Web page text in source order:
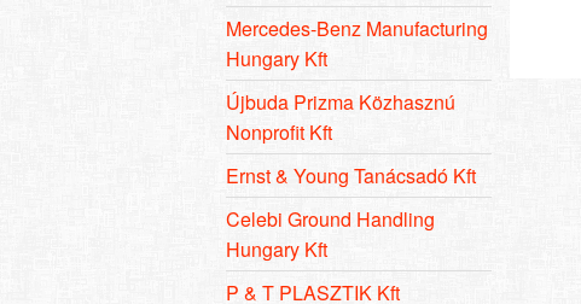
Mercedes-Benz Manufacturing
Hungary Kft
Újbuda Prizma Közhasznú
Nonprofit Kft
Ernst & Young Tanácsadó Kft
Celebi Ground Handling
Hungary Kft
P & T PLASZTIK Kft